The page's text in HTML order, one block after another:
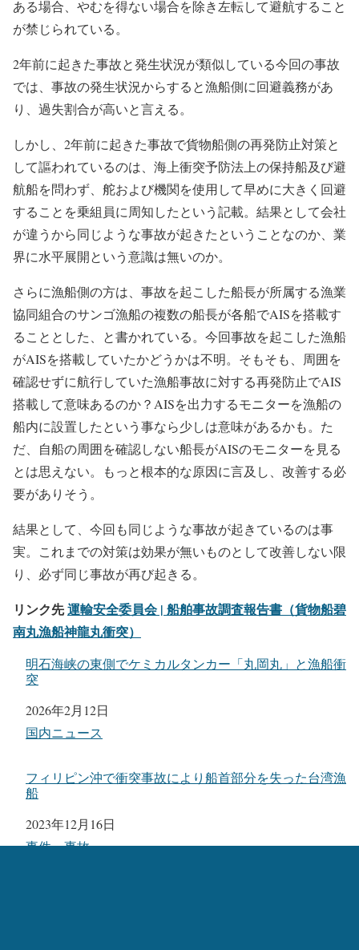
ある場合、やむを得ない場合を除き左転して避航すること
が禁じられている。
2年前に起きた事故と発生状況が類似している今回の事故
では、事故の発生状況からすると漁船側に回避義務があ
り、過失割合が高いと言える。
しかし、2年前に起きた事故で貨物船側の再発防止対策と
して謳われているのは、海上衝突予防法上の保持船及び避
航船を問わず、舵および機関を使用して早めに大きく回避
することを乗組員に周知したという記載。結果として会社
が違うから同じような事故が起きたということなのか、業
界に水平展開という意識は無いのか。
さらに漁船側の方は、事故を起こした船長が所属する漁業
協同組合のサンゴ漁船の複数の船長が各船でAISを搭載す
ることとした、と書かれている。今回事故を起こした漁船
がAISを搭載していたかどうかは不明。そもそも、周囲を
確認せずに航行していた漁船事故に対する再発防止でAIS
搭載して意味あるのか？AISを出力するモニターを漁船の
船内に設置したという事なら少しは意味があるかも。た
だ、自船の周囲を確認しない船長がAISのモニターを見る
とは思えない。もっと根本的な原因に言及し、改善する必
要がありそう。
結果として、今回も同じような事故が起きているのは事
実。これまでの対策は効果が無いものとして改善しない限
り、必ず同じ事故が再び起きる。
リンク先運輸安全委員会 | 船舶事故調査報告書（貨物船碧
南丸漁船神龍丸衝突）
明石海峡の東側でケミカルタンカー「丸岡丸」と漁船衝
突
日付
2026年2月12日
関連理由
国内ニュース
フィリピン沖で衝突事故により船首部分を失った台湾漁
船
日付
2023年12月16日
関連理由
事件・事故